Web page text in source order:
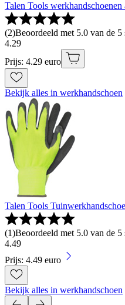
Talen Tools
(2)Beoordeeld met 5.0 van de
4.29
Prijs: 4.29 euro
Bekijk alles in werkhandschoen
Talen Tools
(1)Beoordeeld met 5.0 van de
4.49
Prijs: 4.49 euro
Bekijk alles in werkhandschoen